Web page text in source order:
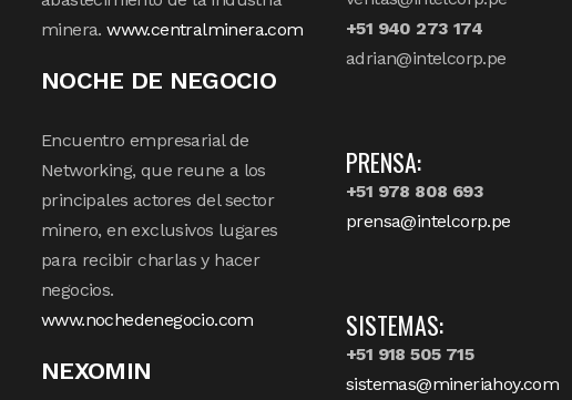
minera.www.centralminera.com
NOCHE DE NEGOCIO
Encuentro empresarial de
Networking, que reune a los
principales actores del sector
minero, en exclusivos lugares
para recibir charlas y hacer
negocios.
www.nochedenegocio.com
NEXOMIN
+51 940 273 174
adrian@intelcorp.pe
PRENSA:
+51 978 808 693
prensa@intelcorp.pe
SISTEMAS:
+51 918 505 715
sistemas@mineriahoy.com